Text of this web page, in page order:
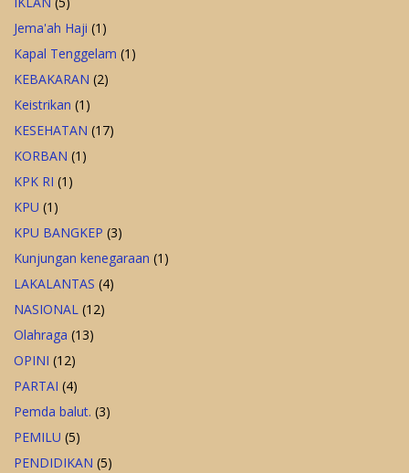
Jema'ah Haji (1)
Kapal Tenggelam (1)
KEBAKARAN (2)
Keistrikan (1)
KESEHATAN (17)
KORBAN (1)
KPK RI (1)
KPU (1)
KPU BANGKEP (3)
Kunjungan kenegaraan (1)
LAKALANTAS (4)
NASIONAL (12)
Olahraga (13)
OPINI (12)
PARTAI (4)
Pemda balut. (3)
PEMILU (5)
PENDIDIKAN (5)